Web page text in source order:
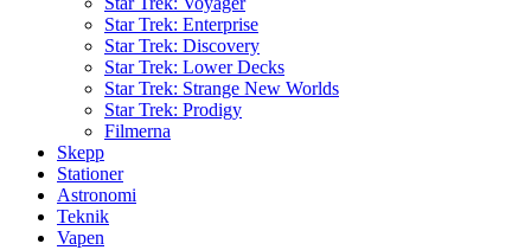
Star Trek: Enterprise
Star Trek: Discovery
Star Trek: Lower Decks
Star Trek: Strange New Worlds
Star Trek: Prodigy
Filmerna
Skepp
Stationer
Astronomi
Teknik
Vapen